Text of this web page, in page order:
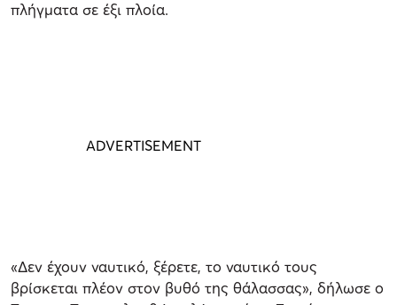
πλήγματα σε έξι πλοία.
«Δεν έχουν ναυτικό, ξέρετε, το ναυτικό τους
βρίσκεται πλέον στον βυθό της θάλασσας», δήλωσε ο